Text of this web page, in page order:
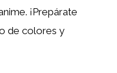
¡Prepárate
de colores y